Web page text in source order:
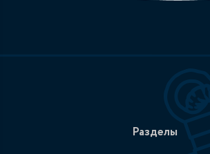
Разделы